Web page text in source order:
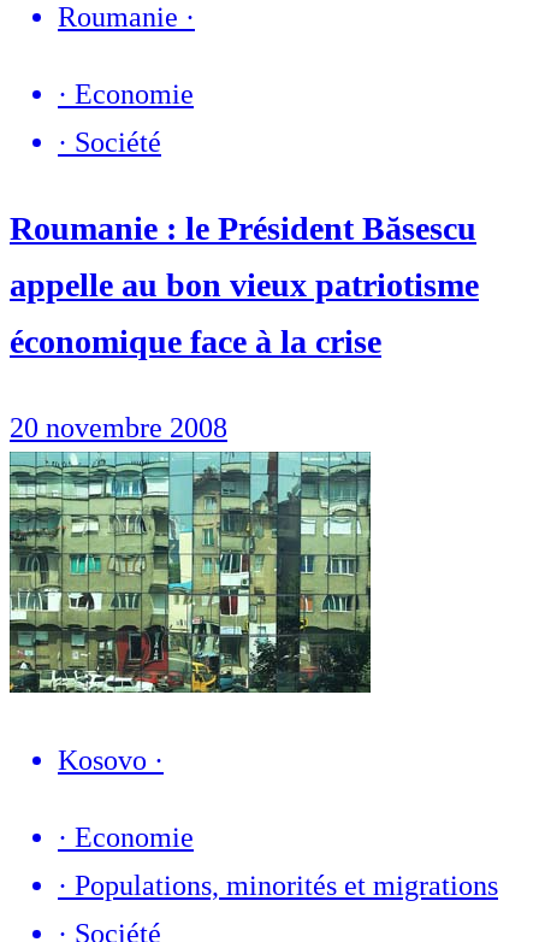
Roumanie ·
· Economie
· Société
Roumanie : le Président Băsescu
appelle au bon vieux patriotisme
économique face à la crise
20 novembre 2008
Kosovo ·
· Economie
· Populations, minorités et migrations
· Société